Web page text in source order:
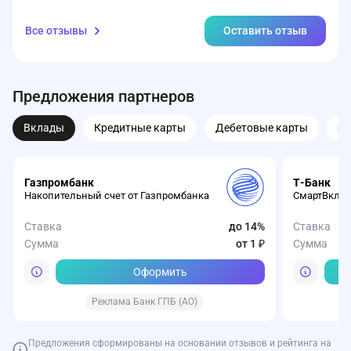
Все отзывы Оставить отзыв
Предложения партнеров
Вклады Кредитные карты Дебетовые карты
Газпромбанк
Накопительный счет от Газпромбанка
Ставка
до 14%
Сумма
от 1 ₽
Оформить
Реклама Банк ГПБ (АО)
Т-Банк
Ставка
Сумма
Предложения сформированы на основании отзывов и рейтинга на